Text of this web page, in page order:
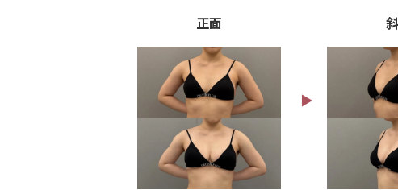
目元のたるみ
二重術
糸リフト
正面
▶︎